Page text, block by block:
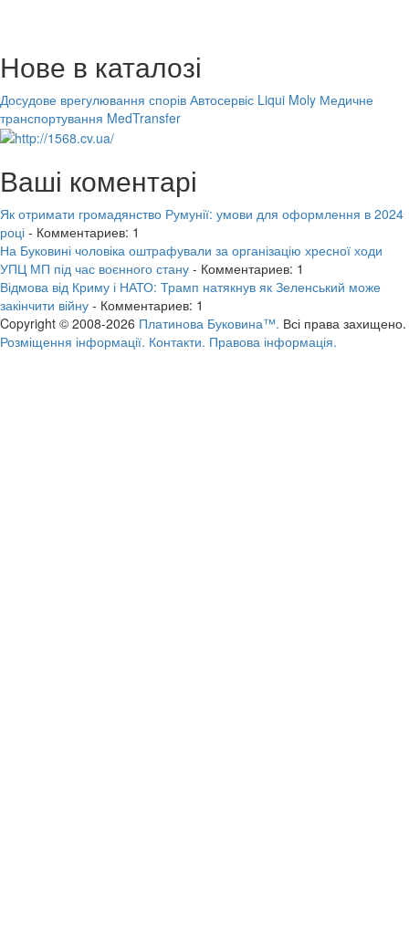
Нове в каталозі
Досудове врегулювання спорів Автосервіс Liqui Moly Медичне
транспортування MedTransfer
Ваші коментарі
Як отримати громадянство Румунії: умови для оформлення в 2024
році - Комментариев: 1
На Буковині чоловіка оштрафували за організацію хресної ходи
УПЦ МП під час воєнного стану - Комментариев: 1
Відмова від Криму і НАТО: Трамп натякнув як Зеленський може
закінчити війну - Комментариев: 1
Copyright © 2008-2026 Платинова Буковина™. Всі права захищено.
Розміщення інформації. Контакти. Правова інформація.